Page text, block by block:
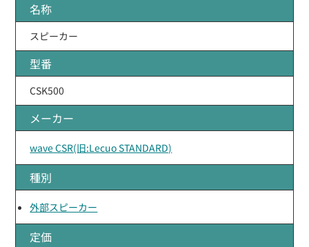
名称
スピーカー
型番
CSK500
メーカー
wave CSR(旧:Lecuo STANDARD)
種別
外部スピーカー
定価